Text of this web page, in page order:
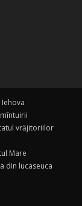
vrăjitoriilor
Mare
din lucaseuca